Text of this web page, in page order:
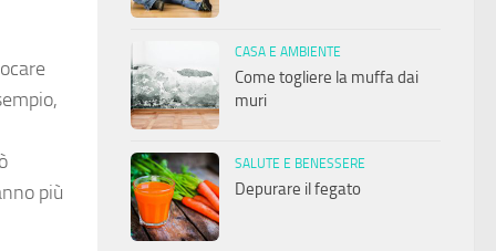
più
CASA E AMBIENTE
Come togliere la muffa dai
muri
SALUTE E BENESSERE
Depurare il fegato